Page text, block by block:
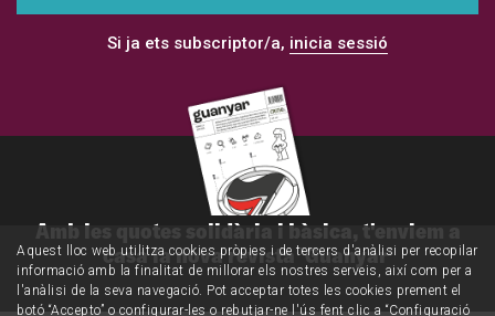
Si ja ets subscriptor/a, inicia sessió
Amb les quotes solidària i bàsica, t'enviem a
casa la nova revista 'Guanyar'
Aquest lloc web utilitza cookies pròpies i de tercers d'anàlisi per recopilar
informació amb la finalitat de millorar els nostres serveis, així com per a
l'anàlisi de la seva navegació. Pot acceptar totes les cookies prement el
botó “Accepto” o configurar-les o rebutjar-ne l'ús fent clic a “Configuració